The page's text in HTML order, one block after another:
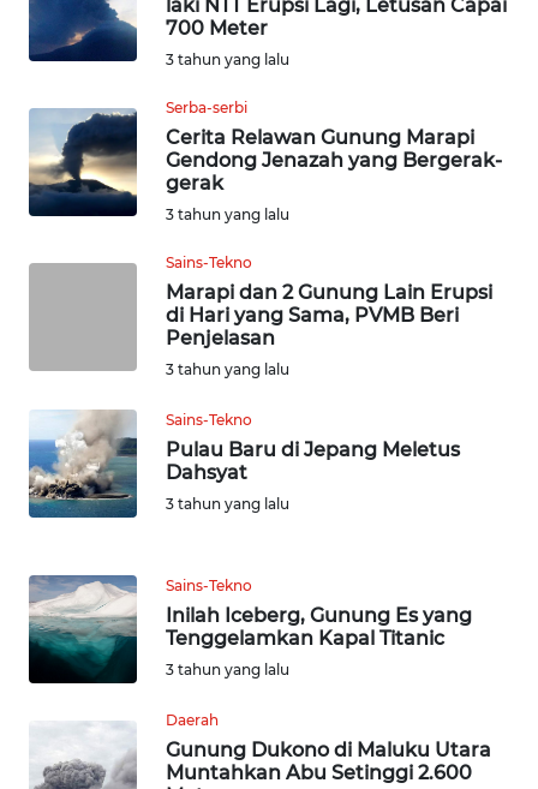
laki NTT Erupsi Lagi, Letusan Capai
700 Meter
3 tahun yang lalu
Serba-serbi
Cerita Relawan Gunung Marapi
Gendong Jenazah yang Bergerak-
gerak
3 tahun yang lalu
Sains-Tekno
Marapi dan 2 Gunung Lain Erupsi
di Hari yang Sama, PVMB Beri
Penjelasan
3 tahun yang lalu
Sains-Tekno
Pulau Baru di Jepang Meletus
Dahsyat
3 tahun yang lalu
Sains-Tekno
Inilah Iceberg, Gunung Es yang
Tenggelamkan Kapal Titanic
3 tahun yang lalu
Daerah
Gunung Dukono di Maluku Utara
Muntahkan Abu Setinggi 2.600
KALTARA
KALSEL
WN
KALTIM
WN
WN
SULUT
MALUKU
WN
MALUT
WN